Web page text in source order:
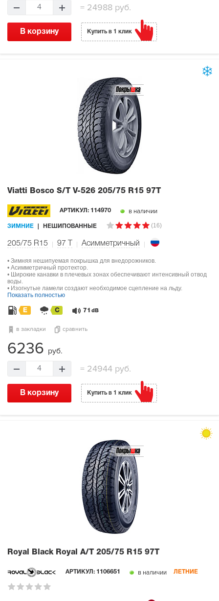
4 =24988 руб.
В корзину Купить в 1 клик
Viatti Bosco S/T V-526 205/75 R15 97T
АРТИКУЛ: 114970 в наличии
ЗИМНИЕ НЕШИПОВАННЫЕ (16)
205/75 R15 97 Асимметричный
• Зимняя нешипуемая покрышка для внедорожников.
• Асимметричный протектор.
• Широкие канавки в плечевых зонах обеспечивают интенсивный отвод
воды.
• Изогнутые ламели создают необходимое сцепление на льду.
Показать полностью
E C 71 dB
в закладки сравнить
6236 руб.
4 =24944 руб.
В корзину Купить в 1 клик
Royal Black Royal A/T 205/75 R15 97T
АРТИКУЛ: 1106651 в наличии ЛЕТНИЕ